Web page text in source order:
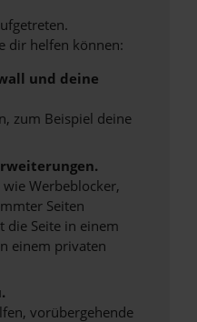
dir helfen können:
und deine
zum Beispiel deine
Werbeblocker,
Seiten
Seite in einem
einem privaten
vorübergehende